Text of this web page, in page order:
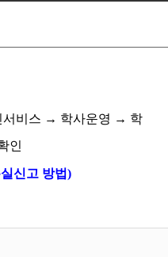
서비스 → 학사운영 → 학
인
신고 방법)